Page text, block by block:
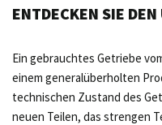
ENTDECKEN SIE
Ein gebrauchtes Getriebe
einem generalüberholten
technischen Zustand des
neuen Teilen, das strengen